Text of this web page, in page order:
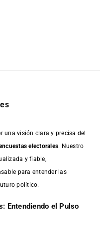
una visión clara y precisa del
electorales. Nuestro
y fiable,
para entender las
político.
Entendiendo el Pulso